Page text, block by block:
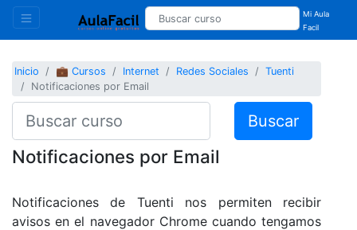
Mi Aula
Facil
Inicio 💼 Cursos Internet Redes Sociales
Tuenti
Notificaciones por Email
Buscar
Notificaciones por Email
Notificaciones de Tuenti nos permiten recibir
avisos en el navegador Chrome cuando tengamos